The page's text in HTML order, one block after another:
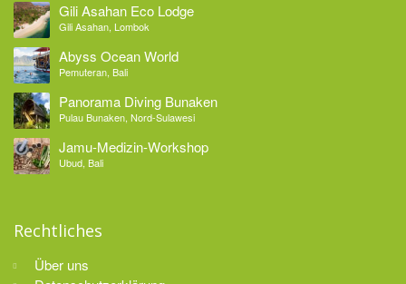
Gili Asahan Eco Lodge
Gili Asahan, Lombok
Abyss Ocean World
Pemuteran, Bali
Panorama Diving Bunaken
Pulau Bunaken, Nord-Sulawesi
Jamu-Medizin-Workshop
Ubud, Bali
Rechtliches
Über uns